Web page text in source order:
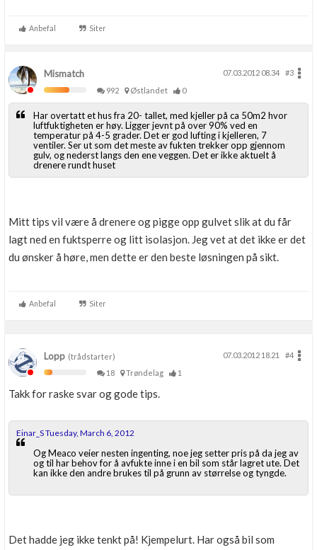
Anbefal Siter
Mismatch 07.03.2012 08.34
#3
992
Østlandet 0
Har overtatt et hus fra 20- tallet, med kjeller på ca 50m2 hvor
luftfuktigheten er høy. Ligger jevnt på over 90% ved en
temperatur på 4-5 grader. Det er god lufting i kjelleren, 7
ventiler. Ser ut som det meste av fukten trekker opp gjennom
gulv, og nederst langs den ene veggen. Det er ikke aktuelt å
drenere rundt huset
Mitt tips vil være å drenere og pigge opp gulvet slik at du får
lagt ned en fuktsperre og litt isolasjon. Jeg vet at det ikke er det
du ønsker å høre, men dette er den beste løsningen på sikt.
Anbefal Siter
Lopp (trådstarter) 07.03.2012 18.21
#4
18
Trøndelag 1
Takk for raske svar og gode tips.
Einar_S Tuesday, March 6, 2012
Og Meaco veier nesten ingenting, noe jeg setter pris på da jeg av
og til har behov for å avfukte inne i en bil som står lagret ute. Det
kan ikke den andre brukes til på grunn av størrelse og tyngde.
Det hadde jeg ikke tenkt på! Kjempelurt. Har også bil som